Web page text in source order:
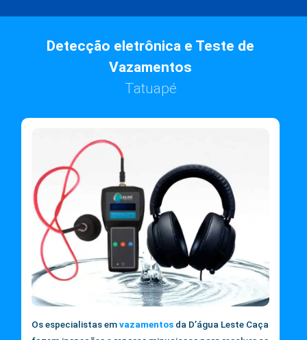
Detecção eletrônica e Teste de
Vazamentos
Tatuapé
Os especialistas emvazamentos da D’água Leste Caça